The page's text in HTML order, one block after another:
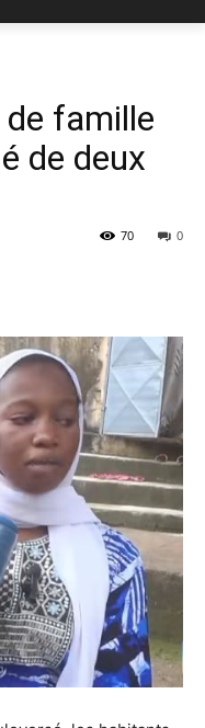
de famille
de deux
0
70